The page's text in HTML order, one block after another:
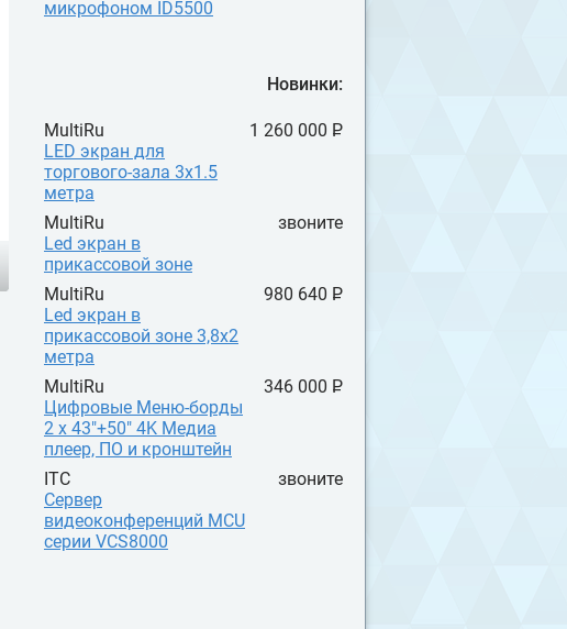
микрофоном ID5500
Новинки:
MultiRu
LED экран для
торгового-зала 3x1.5
метра
1 260 000 P
MultiRu
Led экран в
прикассовой зоне
звоните
MultiRu
Led экран в
прикассовой зоне 3,8x2
метра
980 640 P
MultiRu
Цифровые Меню-борды
2 х 43"+50" 4K Медиа
плеер, ПО и кронштейн
346 000 P
ITC
Сервер
видеоконференций MCU
серии VCS8000
звоните